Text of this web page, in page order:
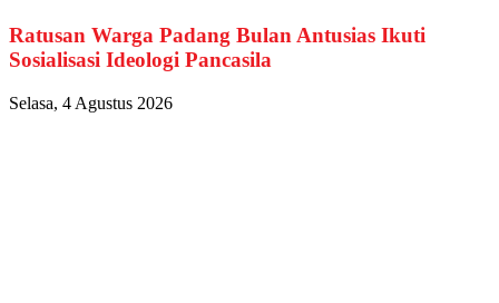
Ratusan Warga Padang Bulan Antusias Ikuti
Sosialisasi Ideologi Pancasila
Selasa, 4 Agustus 2026